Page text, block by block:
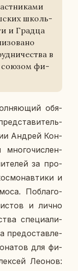
школь­
и Градца
в
союзом фи­
обя­
Андрей Кон­
мно­го­чис­лен­
за про­
и
По­бла­го­
и лично
спе­ци­а­ли­
предо­став­ле­
для фи­
Леонов: